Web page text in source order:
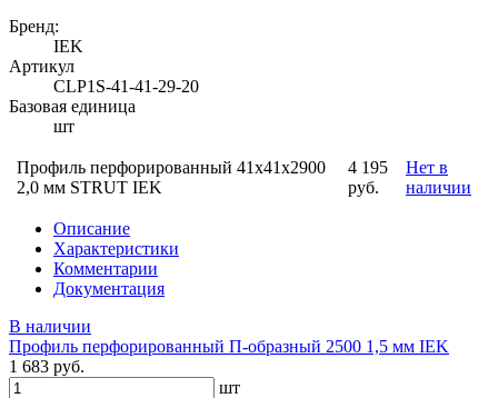
Бренд:
IEK
Артикул
CLP1S-41-41-29-20
Базовая единица
шт
Профиль перфорированный 41x41х2900
2,0 мм STRUT IEK
4 195
руб.
Нет в
наличии
Описание
Характеристики
Комментарии
Документация
В наличии
Профиль перфорированный П-образный 2500 1,5 мм IEK
1 683 руб.
шт